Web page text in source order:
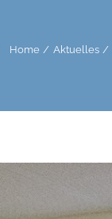
Home Aktuelles